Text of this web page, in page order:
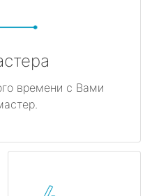
времени с Вами